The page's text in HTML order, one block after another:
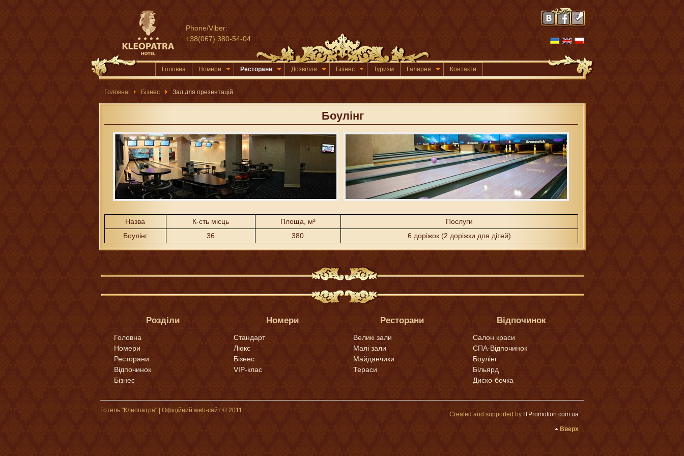
Phone/Viber:
+38(067) 380-54-04
Головна Номери Ресторани Дозвілля Бізнес Туризм Галерея Контакти
Головна Бізнес Зал для презентацій
Боулінг
Назва К-сть місць Площа, м²
Послуги
Боулінг
36 380 6 доріжок (2 доріжки для дітей)
Розділи
Головна
Номери
Ресторани
Відпочинок
Бізнес
Номери
Стандарт
Люкс
Бізнес
VIP-клас
Ресторани
Великі зали
Малі зали
Майданчики
Тераси
Відпочинок
Салон краси
СПА-Відпочинок
Боулінг
Більярд
Диско-бочка
Готель "Клеопатра" | Офіційний web-сайт © 2011
Created and supported by ITPromotion.com.ua
Вверх